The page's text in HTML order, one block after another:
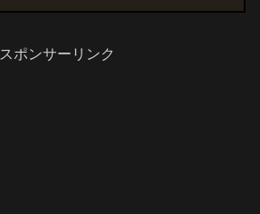
スポンサーリンク